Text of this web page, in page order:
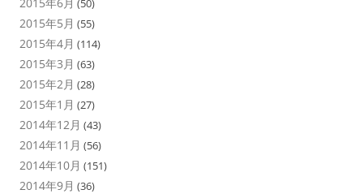
(50)
2015年5月 (55)
2015年4月 (114)
2015年3月 (63)
2015年2月 (28)
2015年1月 (27)
2014年12月 (43)
2014年11月 (56)
2014年10月 (151)
2014年9月 (36)